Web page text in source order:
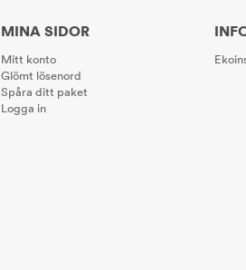
MINA SIDOR
Mitt konto
Glömt lösenord
Spåra ditt paket
Logga in